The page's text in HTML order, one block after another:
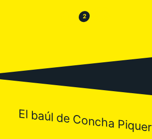
😒 2 😂
El baúl de Concha Piquer